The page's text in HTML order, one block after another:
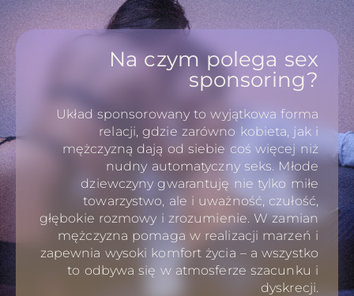
Na czym polega sex
sponsoring?
Układ sponsorowany to wyjątkowa forma
relacji, gdzie zarówno kobieta, jak i
mężczyzną dają od siebie coś więcej niż
nudny automatyczny seks. Młode
dziewczyny gwarantuję nie tylko miłe
towarzystwo, ale i uważność, czułość,
głębokie rozmowy i zrozumienie. W zamian
mężczyzna pomaga w realizacji marzeń i
zapewnia wysoki komfort życia – a wszystko
to odbywa się w atmosferze szacunku i
dyskrecji.